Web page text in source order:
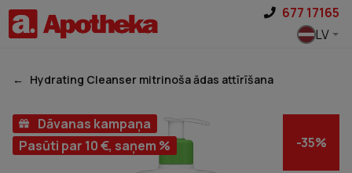
677 17165
LV
Hydrating Cleanser mitrinoša ādas attīrīšana
Dāvanas kampaņa
Pasūti par 10 €, saņem %
-35%